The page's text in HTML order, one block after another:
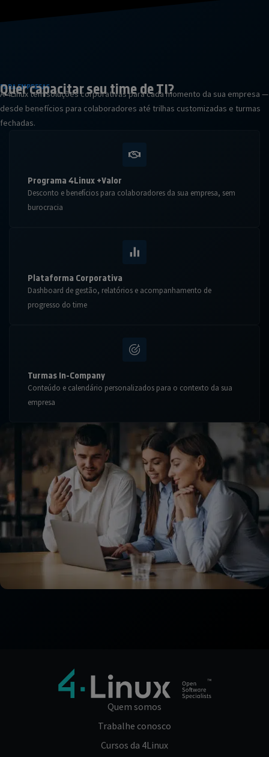
PARA EMPRESAS
Quer capacitar seutime de TI?
A 4Linux tem soluções corporativas para cada momento da sua empresa —
desde benefícios para colaboradores até trilhas customizadas e turmas
fechadas.
Programa 4Linux +Valor
Desconto e benefícios para colaboradores da sua empresa, sem
burocracia
Plataforma Corporativa
Dashboard de gestão, relatórios e acompanhamento de
progresso do time
Turmas In-Company
Conteúdo e calendário personalizados para o contexto da sua
empresa
Quem somos
Trabalhe conosco
Cursos da 4Linux